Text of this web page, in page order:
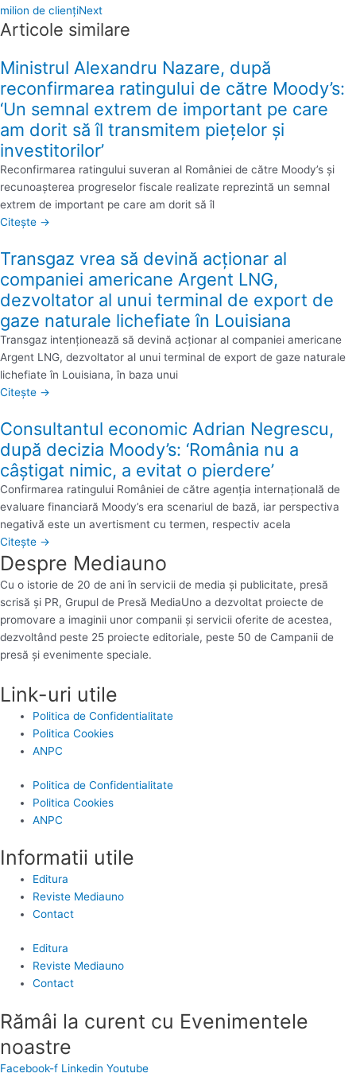
milion de clienţiNext
Articole similare
Ministrul Alexandru Nazare, după
reconfirmarea ratingului de către Moody’s:
‘Un semnal extrem de important pe care
am dorit să îl transmitem pieţelor şi
investitorilor’
Reconfirmarea ratingului suveran al României de către Moody’s şi
recunoaşterea progreselor fiscale realizate reprezintă un semnal
extrem de important pe care am dorit să îl
Citește →
Transgaz vrea să devină acţionar al
companiei americane Argent LNG,
dezvoltator al unui terminal de export de
gaze naturale lichefiate în Louisiana
Transgaz intenţionează să devină acţionar al companiei americane
Argent LNG, dezvoltator al unui terminal de export de gaze naturale
lichefiate în Louisiana, în baza unui
Citește →
Consultantul economic Adrian Negrescu,
după decizia Moody’s: ‘România nu a
câştigat nimic, a evitat o pierdere’
Confirmarea ratingului României de către agenţia internaţională de
evaluare financiară Moody’s era scenariul de bază, iar perspectiva
negativă este un avertisment cu termen, respectiv acela
Citește →
Despre Mediauno
Cu o istorie de 20 de ani în servicii de media și publicitate, presă
scrisă și PR, Grupul de Presă MediaUno a dezvoltat proiecte de
promovare a imaginii unor companii și servicii oferite de acestea,
dezvoltând peste 25 proiecte editoriale, peste 50 de Campanii de
presă și evenimente speciale.
Link-uri utile
Politica de Confidentialitate
Politica Cookies
ANPC
Politica de Confidentialitate
Politica Cookies
ANPC
Informatii utile
Editura
Reviste Mediauno
Contact
Editura
Reviste Mediauno
Contact
Rămâi la curent cu Evenimentele
noastre
Facebook-f Linkedin Youtube